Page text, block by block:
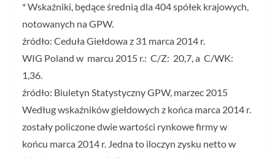
* Wskaźniki, będące średnią dla 404 spółek krajowych,
notowanych na GPW.
źródło: Ceduła Giełdowa z 31 marca 2014 r.
WIG Poland w marcu 2015 r.: C/Z: 20,7, a C/WK:
1,36.
źródło: Biuletyn Statystyczny GPW, marzec 2015
Według wskaźników giełdowych z końca marca 2014 r.
zostały policzone dwie wartości rynkowe firmy w
końcu marca 2014 r. Jedna to iloczyn zysku netto w